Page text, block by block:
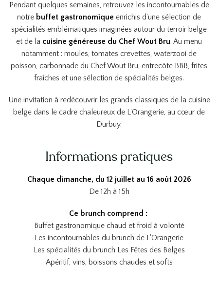
Pendant quelques semaines, retrouvez les incontournables de
notre buffet gastronomique enrichis d'une sélection de
spécialités emblématiques imaginées autour du terroir belge
et de la cuisine généreuse du Chef Wout Bru. Au menu
notamment : moules, tomates crevettes, waterzooi de
poisson, carbonnade du Chef Wout Bru, entrecôte BBB, frites
fraîches et une sélection de spécialités belges.
Une invitation à redécouvrir les grands classiques de la cuisine
belge dans le cadre chaleureux de L'Orangerie, au cœur de
Durbuy.
Informations pratiques
Chaque dimanche, du 12 juillet au 16 août 2026
De 12h à 15h
Ce brunch comprend :
Buffet gastronomique chaud et froid à volonté
Les incontournables du brunch de L'Orangerie
Les spécialités du brunch Les Fêtes des Belges
Apéritif, vins, boissons chaudes et softs